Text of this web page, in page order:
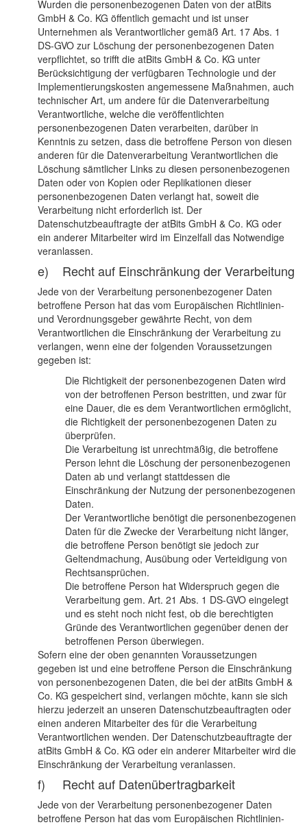
Wurden die personenbezogenen Daten von der atBits
GmbH & Co. KG öffentlich gemacht und ist unser
Unternehmen als Verantwortlicher gemäß Art. 17 Abs. 1
DS-GVO zur Löschung der personenbezogenen Daten
verpflichtet, so trifft die atBits GmbH & Co. KG unter
Berücksichtigung der verfügbaren Technologie und der
Implementierungskosten angemessene Maßnahmen, auch
technischer Art, um andere für die Datenverarbeitung
Verantwortliche, welche die veröffentlichten
personenbezogenen Daten verarbeiten, darüber in
Kenntnis zu setzen, dass die betroffene Person von diesen
anderen für die Datenverarbeitung Verantwortlichen die
Löschung sämtlicher Links zu diesen personenbezogenen
Daten oder von Kopien oder Replikationen dieser
personenbezogenen Daten verlangt hat, soweit die
Verarbeitung nicht erforderlich ist. Der
Datenschutzbeauftragte der atBits GmbH & Co. KG oder
ein anderer Mitarbeiter wird im Einzelfall das Notwendige
veranlassen.
e) Recht auf Einschränkung der Verarbeitung
Jede von der Verarbeitung personenbezogener Daten
betroffene Person hat das vom Europäischen Richtlinien-
und Verordnungsgeber gewährte Recht, von dem
Verantwortlichen die Einschränkung der Verarbeitung zu
verlangen, wenn eine der folgenden Voraussetzungen
gegeben ist:
Die Richtigkeit der personenbezogenen Daten wird
von der betroffenen Person bestritten, und zwar für
eine Dauer, die es dem Verantwortlichen ermöglicht,
die Richtigkeit der personenbezogenen Daten zu
überprüfen.
Die Verarbeitung ist unrechtmäßig, die betroffene
Person lehnt die Löschung der personenbezogenen
Daten ab und verlangt stattdessen die
Einschränkung der Nutzung der personenbezogenen
Daten.
Der Verantwortliche benötigt die personenbezogenen
Daten für die Zwecke der Verarbeitung nicht länger,
die betroffene Person benötigt sie jedoch zur
Geltendmachung, Ausübung oder Verteidigung von
Rechtsansprüchen.
Die betroffene Person hat Widerspruch gegen die
Verarbeitung gem. Art. 21 Abs. 1 DS-GVO eingelegt
und es steht noch nicht fest, ob die berechtigten
Gründe des Verantwortlichen gegenüber denen der
betroffenen Person überwiegen.
Sofern eine der oben genannten Voraussetzungen
gegeben ist und eine betroffene Person die Einschränkung
von personenbezogenen Daten, die bei der atBits GmbH &
Co. KG gespeichert sind, verlangen möchte, kann sie sich
hierzu jederzeit an unseren Datenschutzbeauftragten oder
einen anderen Mitarbeiter des für die Verarbeitung
Verantwortlichen wenden. Der Datenschutzbeauftragte der
atBits GmbH & Co. KG oder ein anderer Mitarbeiter wird die
Einschränkung der Verarbeitung veranlassen.
f) Recht auf Datenübertragbarkeit
Jede von der Verarbeitung personenbezogener Daten
betroffene Person hat das vom Europäischen Richtlinien-